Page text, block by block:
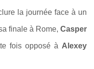
la journée face à un
finale à Rome, Casper
fois opposé à Alexey